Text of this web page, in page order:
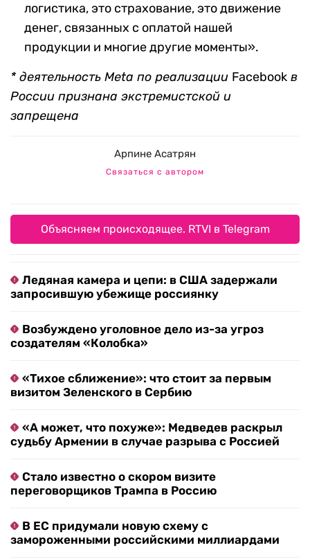
логистика, это страхование, это движение
денег, связанных с оплатой нашей
продукции и многие другие моменты».
* деятельность Meta по реализации Facebook в
России признана экстремистской и
запрещена
Арпине Асатрян
Связаться с автором
Объясняем происходящее. RTVI в Telegram
Ледяная камера и цепи: в США задержали
запросившую убежище россиянку
Возбуждено уголовное дело из-за угроз
создателям «Колобка»
«Тихое сближение»: что стоит за первым
визитом Зеленского в Сербию
«А может, что похуже»: Медведев раскрыл
судьбу Армении в случае разрыва с Россией
Стало известно о скором визите
переговорщиков Трампа в Россию
В ЕС придумали новую схему с
замороженными российскими миллиардами